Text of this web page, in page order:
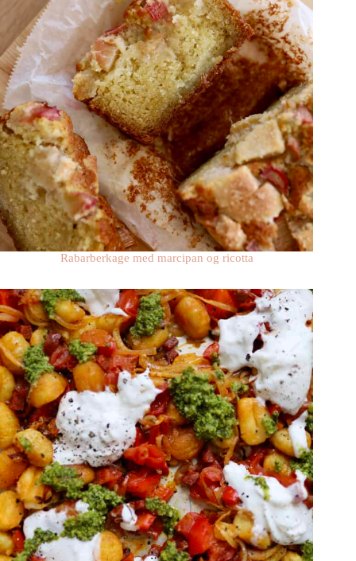
Rabarberkage med marcipan og ricotta